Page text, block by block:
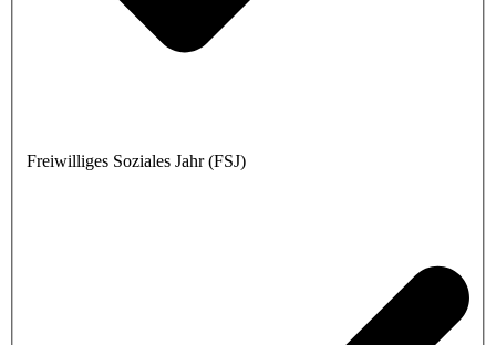
Freiwilliges Soziales Jahr (FSJ)